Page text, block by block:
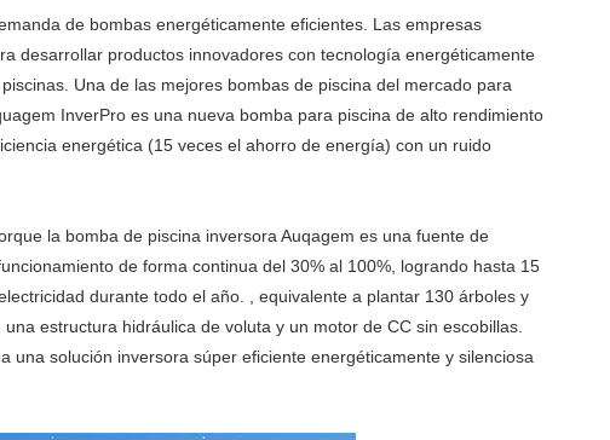
de bombas energéticamente eficientes. Las empresas
desarrollar productos innovadores con tecnología energéticamente
Una de las mejores bombas de piscina del mercado para
InverPro es una nueva bomba para piscina de alto rendimiento
energética (15 veces el ahorro de energía) con un ruido
la bomba de piscina inversora Auqagem es una fuente de
de forma continua del 30% al 100%, logrando hasta 15
durante todo el año. , equivalente a plantar 130 árboles y
estructura hidráulica de voluta y un motor de CC sin escobillas.
solución inversora súper eficiente energéticamente y silenciosa